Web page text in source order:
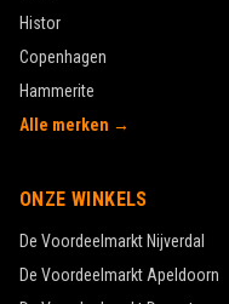
Histor
Copenhagen
Hammerite
Alle merken →
ONZE WINKELS
De Voordeelmarkt Nijverdal
De Voordeelmarkt Apeldoorn